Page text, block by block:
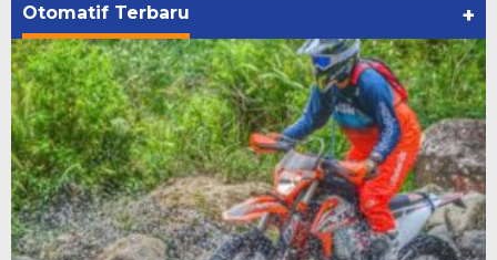
Otomatif Terbaru +